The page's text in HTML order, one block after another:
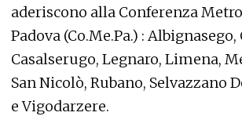
aderiscono alla Conferenza
Padova (Co.Me.Pa.) :
Casalserugo, Legnaro, Limena,
San Nicolò, Rubano, Selvazzano
e Vigodarzere.